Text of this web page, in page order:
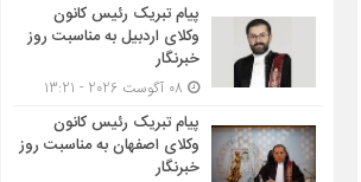
پیام تبریک رئیس کانون
وکلای اردبیل به مناسبت روز
خبرنگار
پیام تبریک رئیس کانون
وکلای اصفهان به مناسبت روز
خبرنگار